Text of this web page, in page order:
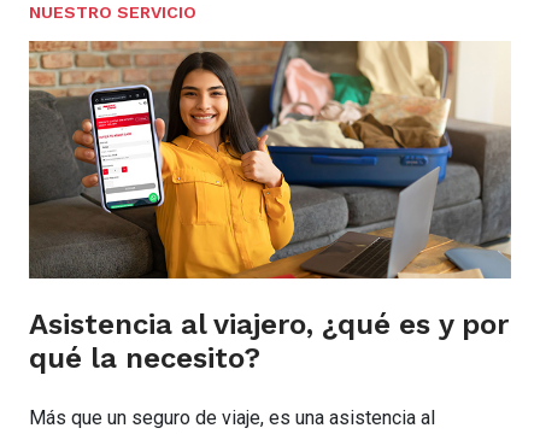
NUESTRO SERVICIO
Asistencia al viajero, ¿qué es y por
qué la necesito?
Más que un seguro de viaje, es una asistencia al